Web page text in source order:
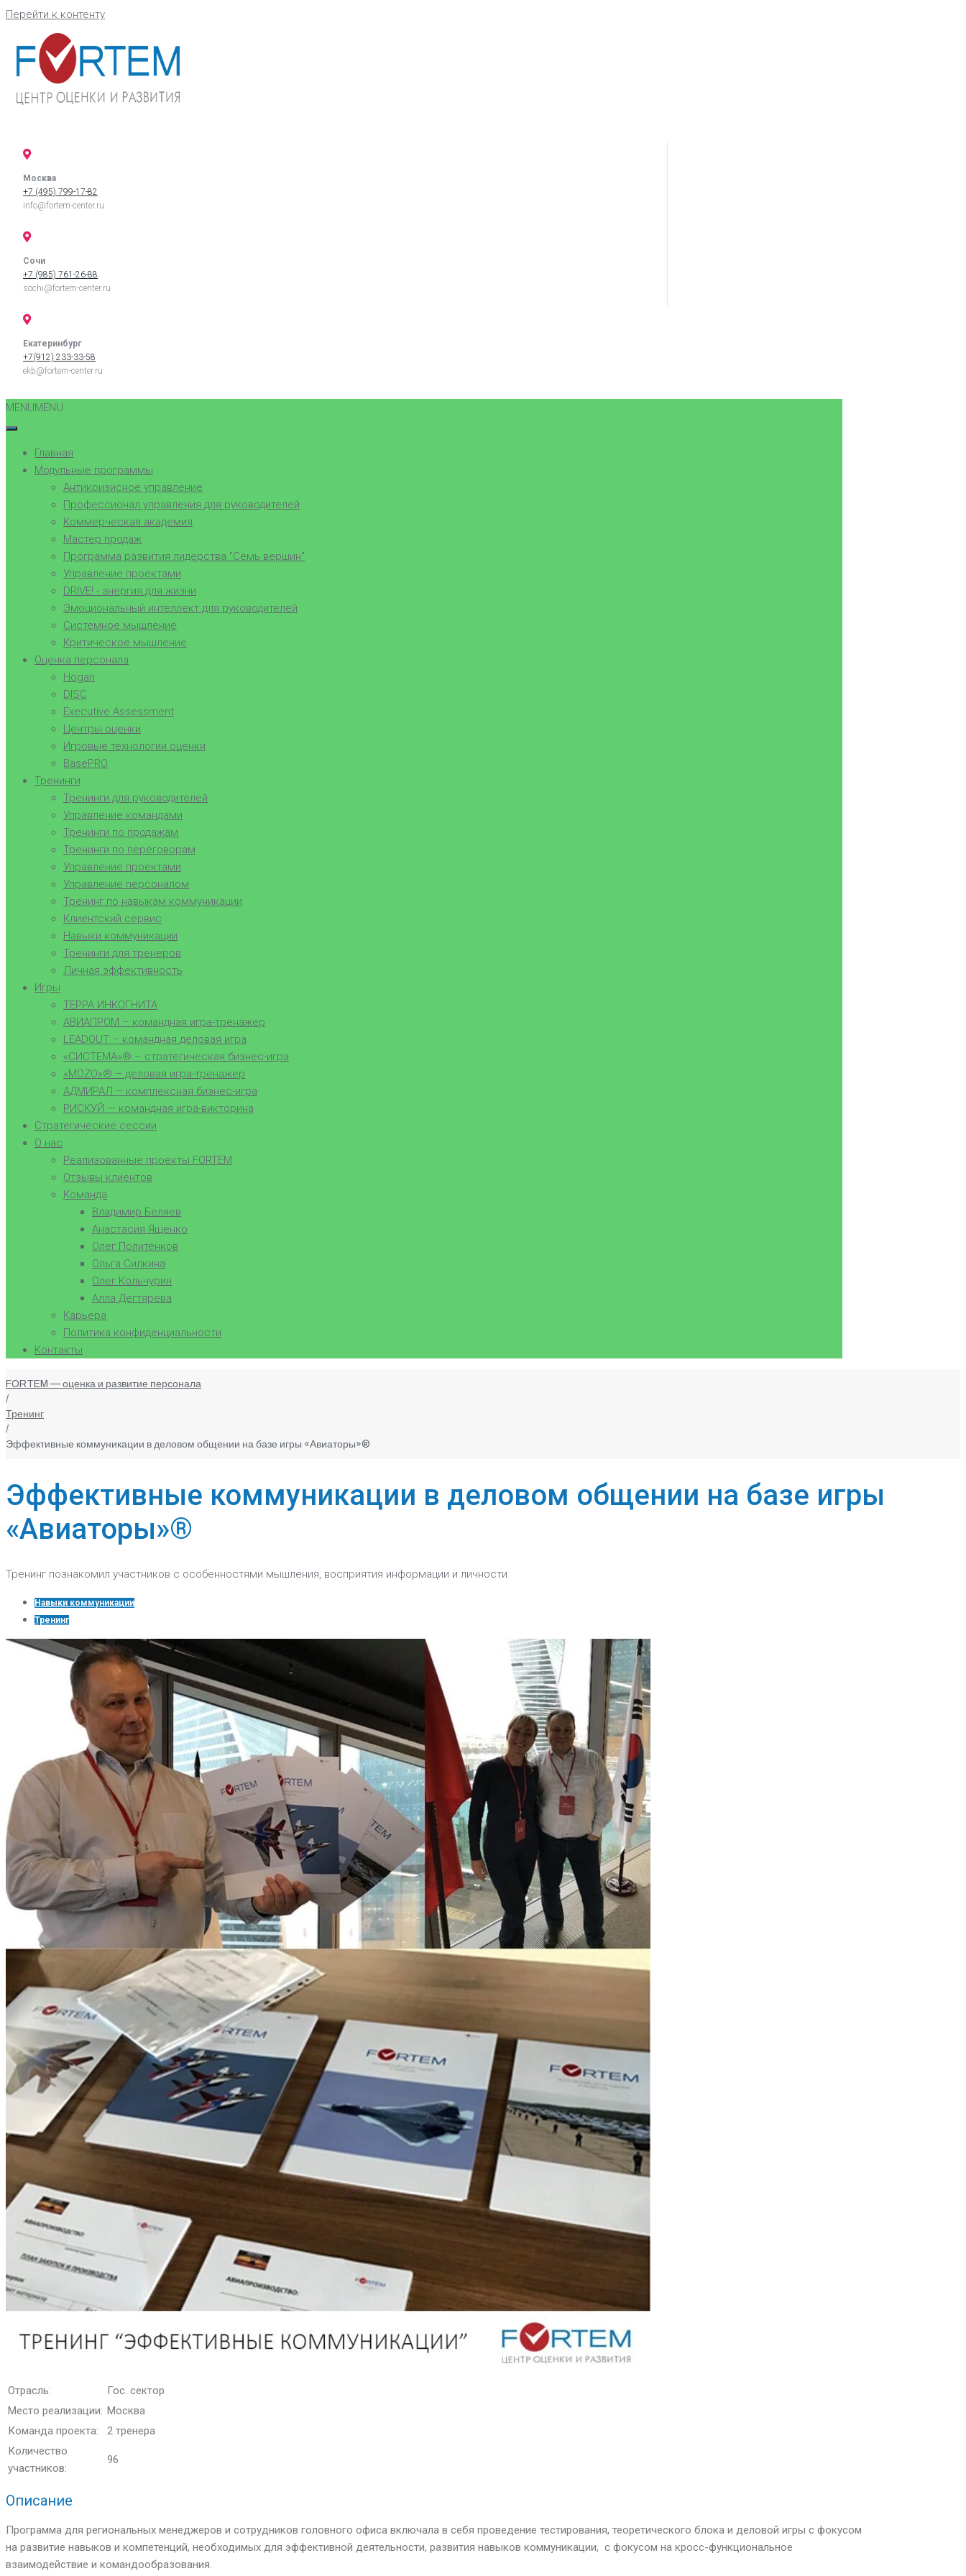
Перейти к контенту
Москва
+7 (495) 799-17-82
info@fortem-center.ru
Сочи
+7 (985) 761-26-88
sochi@fortem-center.ru
Екатеринбург
+7(912) 233-33-58
ekb@fortem-center.ru
MENUMENU
Главная
Модульные программы
Антикризисное управление
Профессионал управления для руководителей
Коммерческая академия
Мастер продаж
Программа развития лидерства "Семь вершин"
Управление проектами
DRIVE! - энергия для жизни
Эмоциональный интеллект для руководителей
Системное мышление
Критическое мышление
Оценка персонала
Hogan
DISC
Executive Assessment
Центры оценки
Игровые технологии оценки
BasePRO
Тренинги
Тренинги для руководителей
Управление командами
Тренинги по продажам
Тренинги по переговорам
Управление проектами
Управление персоналом
Тренинг по навыкам коммуникации
Клиентский сервис
Навыки коммуникации
Тренинги для тренеров
Личная эффективность
Игры
ТЕРРА ИНКОГНИТА
АВИАПРОМ – командная игра-тренажер
LEADOUT – командная деловая игра
«СИСТЕМА»® – стратегическая бизнес-игра
«MOZO»® – деловая игра-тренажер
АДМИРАЛ – комплексная бизнес-игра
РИСКУЙ — командная игра-викторина
Стратегические сессии
О нас
Реализованные проекты FORTEM
Отзывы клиентов
Команда
Владимир Беляев
Анастасия Ященко
Олег Политенков
Ольга Силкина
Олег Кольчурин
Алла Дегтярева
Карьера
Политика конфиденциальности
Контакты
FORTEM — оценка и развитие персонала
/
Тренинг
/
Эффективные коммуникации в деловом общении на базе игры «Авиаторы»®
Эффективные коммуникации в деловом общении на базе игры
«Авиаторы»®
Тренинг познакомил участников с особенностями мышления, восприятия информации и личности
Навыки коммуникации
Тренинг
Отрасль:
Гос. сектор
Место реализации: Москва
Команда проекта:
2 тренера
Количество
участников:
96
Описание
Программа для региональных менеджеров и сотрудников головного офиса включала в себя проведение тестирования, теоретического блока и деловой игры с фокусом
на развитие навыков и компетенций, необходимых для эффективной деятельности, развития навыков коммуникации, с фокусом на кросс-функциональное
взаимодействие и командообразования.